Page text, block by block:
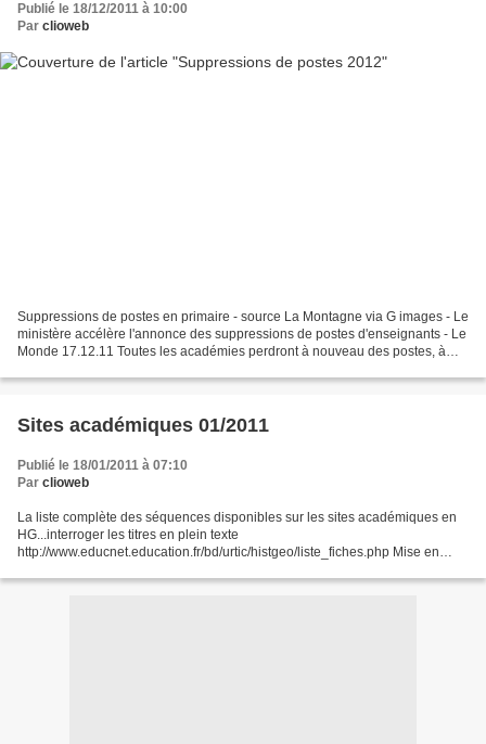
Publié le 18/12/2011 à 10:00
Par clioweb
Suppressions de postes en primaire - source La Montagne via G images - Le
ministère accélère l'annonce des suppressions de postes d'enseignants - Le
Monde 17.12.11 Toutes les académies perdront à nouveau des postes, à
Sites académiques 01/2011
Publié le 18/01/2011 à 07:10
Par clioweb
La liste complète des séquences disponibles sur les sites académiques en
HG...interroger les titres en plein texte
http://www.educnet.education.fr/bd/urtic/histgeo/liste_fiches.php Mise en